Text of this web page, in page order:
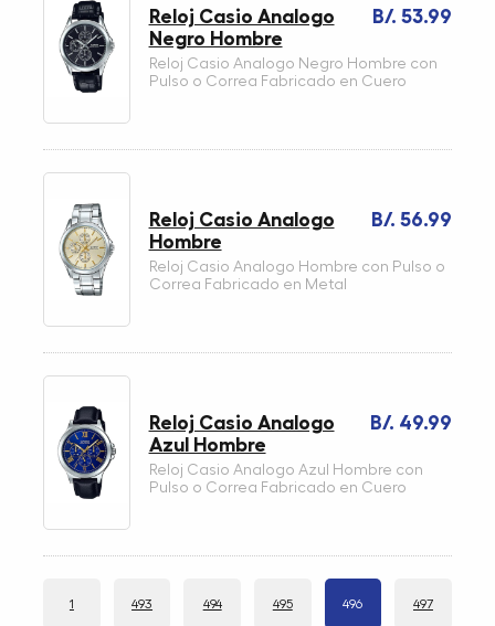
B/. 53.99
Reloj Casio Analogo
Negro Hombre
Reloj Casio Analogo Negro Hombre con
Pulso o Correa Fabricado en Cuero
B/. 56.99
Reloj Casio Analogo
Hombre
Reloj Casio Analogo Hombre con Pulso o
Correa Fabricado en Metal
B/. 49.99
Reloj Casio Analogo
Azul Hombre
Reloj Casio Analogo Azul Hombre con
Pulso o Correa Fabricado en Cuero
1 493 494 495 496 497